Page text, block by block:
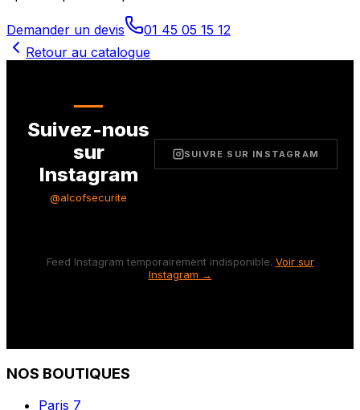
Demander un devis
01 45 05 15 12
Retour au catalogue
Suivez-nous
sur
Instagram
@alcofsecurite
SUIVRE SUR INSTAGRAM
Feed Instagram temporairement indisponible. Voir sur
Instagram →
NOS BOUTIQUES
Paris 7